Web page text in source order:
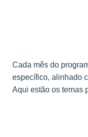
Cada mês do
específico, alinhado
Aqui estão os temas